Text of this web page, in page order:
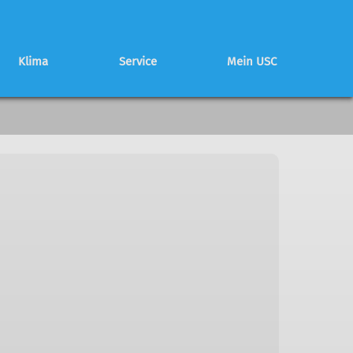
Schwierigkeitsbewertung Programmheft
Partnerhütte Programmheft
Klima Service
Mitglied werden
Mein USC